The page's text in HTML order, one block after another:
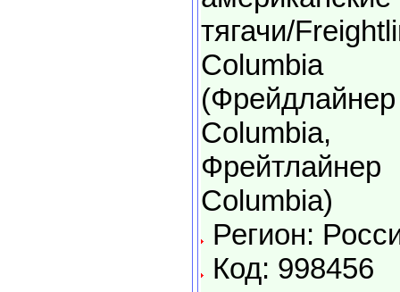
тягачи/
Columbia
(Фрейдлайнер
Columbia,
Фрейтлайнер
Columbia)
Регион:
Код: 998456